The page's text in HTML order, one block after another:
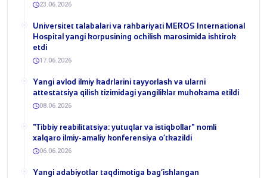
23.06.2026
Universitet talabalari va rahbariyati MEROS International
Hospital yangi korpusining ochilish marosimida ishtirok
etdi
17.06.2026
Yangi avlod ilmiy kadrlarini tayyorlash va ularni
attestatsiya qilish tizimidagi yangiliklar muhokama etildi
08.06.2026
​"Tibbiy reabilitatsiya: yutuqlar va istiqbollar" nomli
xalqaro ilmiy-amaliy konferensiya o‘tkazildi
06.06.2026
​Yangi adabiyotlar taqdimotiga bag‘ishlangan